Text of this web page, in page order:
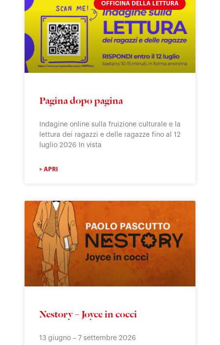
OFFICINA DELLA LETTURA
Pagina dopo pagina
Indagine online sulla fruizione culturale e la
lettura dei ragazzi e delle ragazze fino al 12
luglio 2026 In vista
> APRI
Nestory – Joyce in cocci
13 giugno – 7 settembre 2026